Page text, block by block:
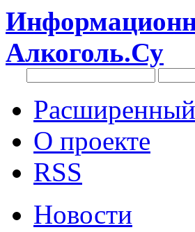
Алкоголь.Су
О проекте
RSS
Новости